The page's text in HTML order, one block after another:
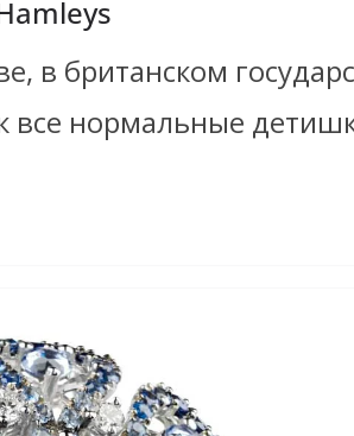
в британском
все нормальные